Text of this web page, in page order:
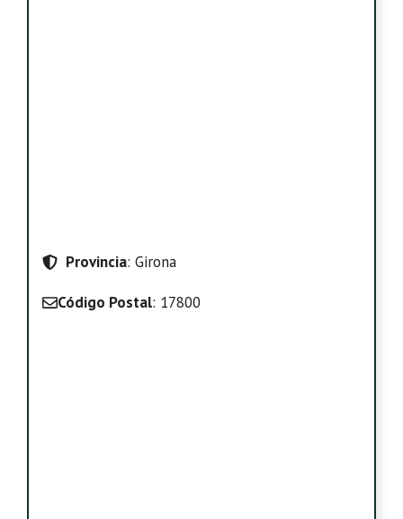
Provincia: Girona
Código Postal: 17800